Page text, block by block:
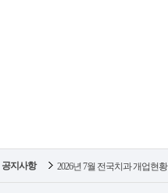
공지사항
2026년 7월 전국치과 개업현황
2026년 7월 전국병원 폐업현황